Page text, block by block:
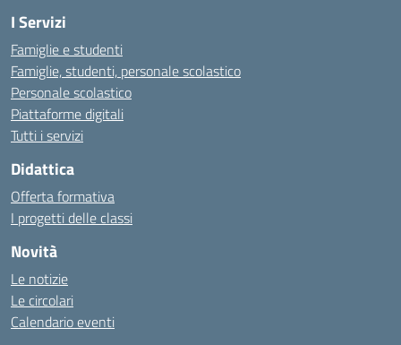
I Servizi
Famiglie e studenti
Famiglie, studenti, personale scolastico
Personale scolastico
Piattaforme digitali
Tutti i servizi
Didattica
Offerta formativa
I progetti delle classi
Novità
Le notizie
Le circolari
Calendario eventi